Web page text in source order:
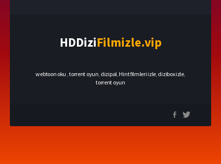
HDDiziFilmizle.vip
webtoon oku ,torrent oyun dizipal Hint filmleri izle dizibox izle,
torrent oyun